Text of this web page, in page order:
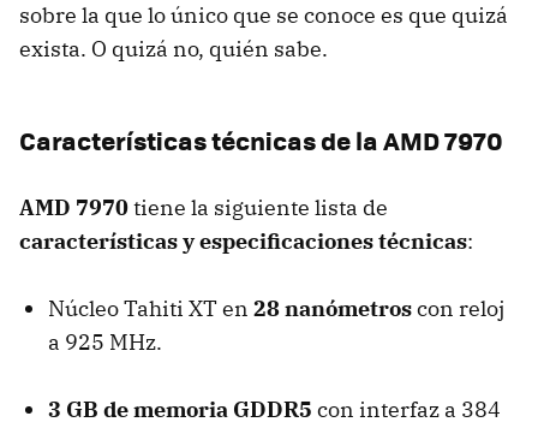
sobre la que lo único que se conoce es que quizá
exista. O quizá no, quién sabe.
Características técnicas de laAMD7970
AMD 7970tiene la siguiente lista de
características y especificaciones técnicas:
Núcleo Tahiti XT en 28 nanómetroscon reloj
a 925 MHz.
3 GB de memoria GDDR5 con interfaz a 384